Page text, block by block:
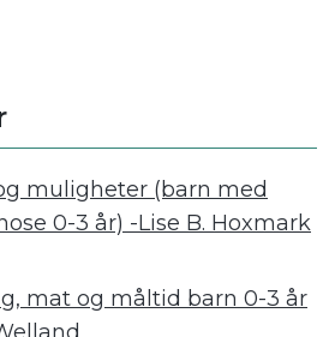
muligheter (barn med
0-3 år) -Lise B. Hoxmark
mat og måltid barn 0-3 år